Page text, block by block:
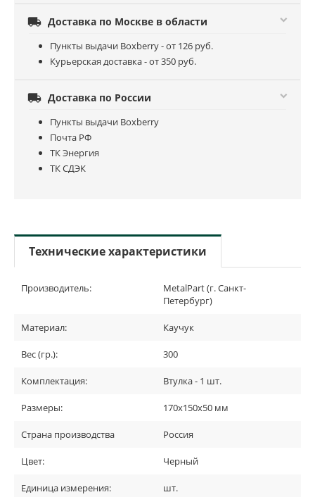
 Доставка по Москве в области
Пункты выдачи Boxberry - от 126 руб.
Курьерская доставка - от 350 руб.
 Доставка по России
Пункты выдачи Boxberry
Почта РФ
ТК Энергия
ТК СДЭК
Технические характеристики
Производитель:
MetalPart (г. Санкт-
Петербург)
Материал: Каучук
Вес (гр.): 300
Комплектация: Втулка - 1 шт.
Размеры: 170х150х50 мм
Страна производства Россия
Цвет: Черный
Единица измерения: шт.